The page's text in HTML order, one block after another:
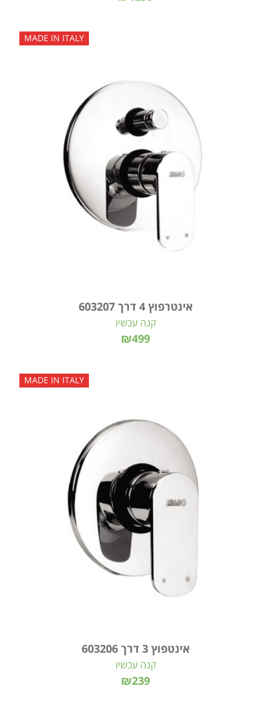
MADE IN ITALY
אינטרפוץ 4 דרך 603207
₪499
קנה עכשיו
MADE IN ITALY
אינטפוץ 3 דרך 603206
₪239
קנה עכשיו